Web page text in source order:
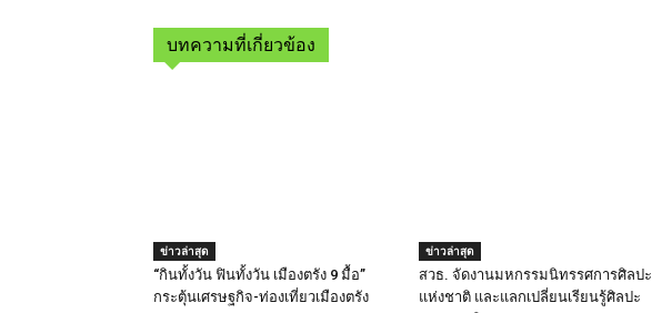
บทความที่เกี่ยวข้อง
ข่าวล่าสุด
“กินทั้งวัน ฟินทั้งวัน เมืองตรัง 9 มื้อ”
กระตุ้นเศรษฐกิจ-ท่องเที่ยวเมืองตรัง
ข่าวล่าสุด
สวธ. จัดงานมหกรรมนิทรรศการศิลปะ
แห่งชาติ และแลกเปลี่ยนเรียนรู้ศิลปะ